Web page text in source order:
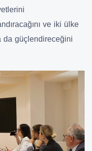
ve iki ülke
da güçlendireceğini